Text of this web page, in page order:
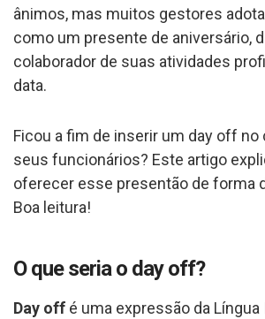
ânimos, mas muitos gestores
como um presente de aniversário,
colaborador de suas atividades
data.
Ficou a fim de inserir um day off no
seus funcionários? Este artigo
oferecer esse presentão de forma
Boa leitura!
O que seria o day off?
Day off é uma expressão da Língua